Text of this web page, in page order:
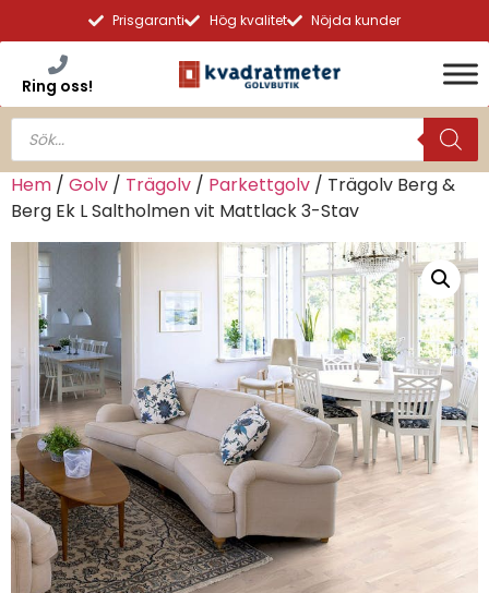
Prisgaranti Hög kvalitet Nöjda kunder
Ring oss!
Hem / Golv / Trägolv / Parkettgolv / Trägolv Berg &
Berg Ek L Saltholmen vit Mattlack 3-Stav